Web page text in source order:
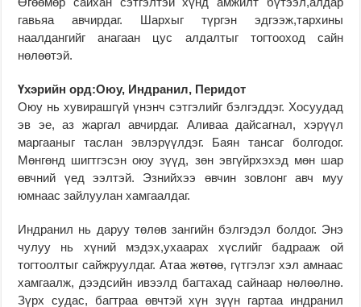
гавьяа авчирдаг. Шархыг түргэн эдгээж,тархины
наалдангийг анагаан цус алдалтыг тогтооход сайн
нөлөөтэй.
Үхэрийн орд:Оюу, Индранил, Перидот
Оюу нь хувирашгүй үнэнч сэтгэлийг бэлгэддэг. Хосуудад
эв эе, аз жаргал авчирдаг. Аливаа дайсагнал, хэрүүл
маргааныг таслан эвлэрүүлдэг. Баян тансаг болгодог.
Мөнгөнд шигтгэсэн оюу зүүд, зөн эвгүйрхэхэд мөн шар
өвчний үед ээлтэй. Эзнийхээ өвчин зовлонг авч муу
юмнаас зайлуулан хамгаалдаг.
Индранил нь даруу төлөв зангийн бэлгэдэл болдог. Энэ
чулуу нь хүний мэдэх,ухаарах хүслийг бадрааж ой
тогтоолтыг сайжруулдаг. Атаа жөтөө, гүтгэлэг хэл амнаас
хамгаалж, дээдсийн ивээлд багтахад сайнаар нөлөөлнө.
Зүрх судас, багтраа өвчтэй хүн зүүн гартаа индранил